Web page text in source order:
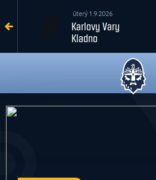
úterý 1.9.2026
Karlovy Vary
Kladno